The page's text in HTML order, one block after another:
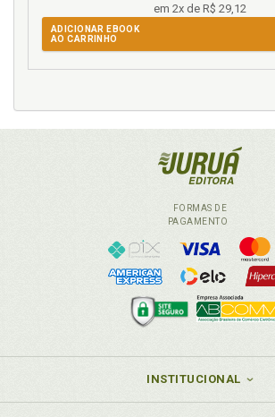
em 2x de R$ 29,12
ADICIONAR EBOOK
AO CARRINHO
FORMAS DE
PAGAMENTO
INSTITUCIONAL